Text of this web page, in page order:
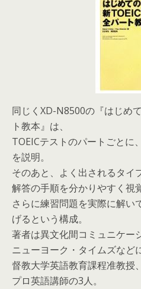
同じくXD-N8500の『はじめ
ト教本』は、
TOEICテストのパートごとに
を説明。
そのあと、よく出されるタイ
解答の手順を分かりやすく視
さらに練習問題を実際に解い
げるという構成。
著者は異文化間コミュニケー
ニューヨーク・タイムズなど
督教大学英語教育課程准教授、
プロ英語講師の3人。